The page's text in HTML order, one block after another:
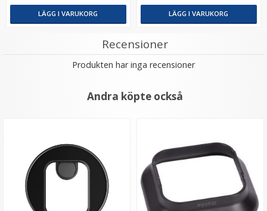
Step Up Ring 40.5-58mm - Gör filtergängan större
★ ★★
69 kr
LÄGG I VARUKORG
LÄGG I VARUKORG LÄGG I VARUKORG
Recensioner
Produkten har inga recensioner
Andra köpte också